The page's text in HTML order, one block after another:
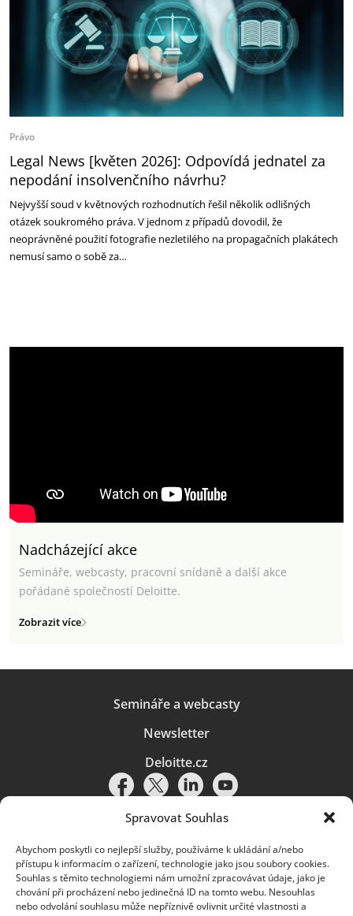
Spravovat Souhlas
Abychom poskytli co nejlepší služby, používáme k ukládání a/nebo
přístupu k informacím o zařízení, technologie jako jsou soubory cookies.
Souhlas s těmito technologiemi nám umožní zpracovávat údaje, jako je
chování při procházení nebo jedinečná ID na tomto webu. Nesouhlas
nebo odvolání souhlasu může nepříznivě ovlivnit určité vlastnosti a
Právo
Legal News [květen 2026]: Odpovídá jednatel za
nepodání insolvenčního návrhu?
Nejvyšší soud v květnových rozhodnutích řešil několik odlišných
otázek soukromého práva. V jednom z případů dovodil, že
neoprávněné použití fotografie nezletilého na propagačních plakátech
nemusí samo o sobě za…
Nadcházející akce
Semináře, webcasty, pracovní snídaně a další akce
pořádané společností Deloitte.
Zobrazit více
Semináře a webcasty
Newsletter
Deloitte.cz
Pravidla používání|Ochrana osobních údajů|Soubory cookies |
Deloitte.cz
© 2026. Více informací najdete vPravidlech používání.